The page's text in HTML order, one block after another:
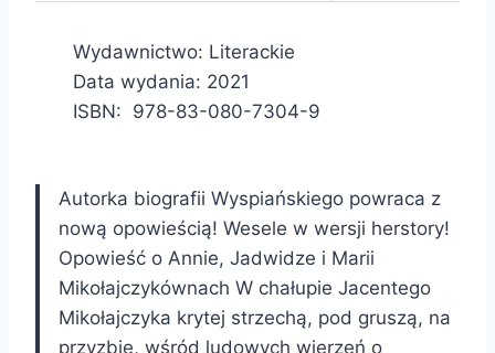
Wydawnictwo: Literackie
Data wydania: 2021
ISBN: 978-83-080-7304-9
Autorka biografii Wyspiańskiego powraca z
nową opowieścią! Wesele w wersji herstory!
Opowieść o Annie, Jadwidze i Marii
Mikołajczykównach W chałupie Jacentego
Mikołajczyka krytej strzechą, pod gruszą, na
przyzbie, wśród ludowych wierzeń o